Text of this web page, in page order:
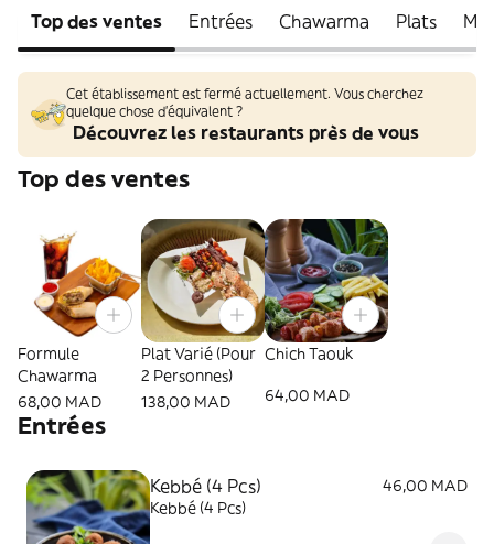
Top des ventes Entrées Chawarma Plats
Cet établissement est fermé actuellement. Vous cherchez
quelque chose d'équivalent ?
Découvrez les restaurants près de vous
Top des ventes
Formule
Chawarma
68,00 MAD
Plat Varié (Pour
2 Personnes)
138,00 MAD
Chich Taouk
64,00 MAD
Entrées
Kebbé (4 Pcs)
46,00 MAD
Kebbé (4 Pcs)